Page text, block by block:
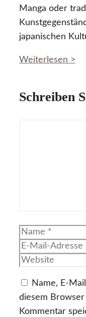
Manga oder
japanischen
Weiterlesen >
Schreiben
Name
Name, E-
diesem
Kommentar